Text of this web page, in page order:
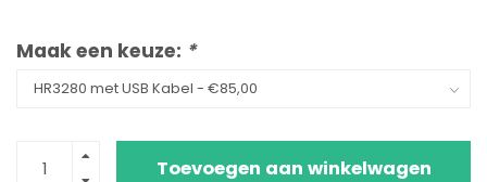
Maak een keuze: *
Toevoegen aan winkelwagen